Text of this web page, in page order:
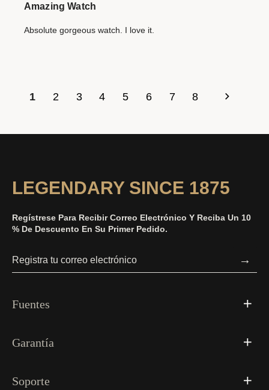
Amazing Watch
Absolute gorgeous watch. I love it.
1 2 3 4 5 6 7 8
LEGENDARY SINCE 1875
Regístrese Para Recibir Correo Electrónico Y Reciba Un 10
% De Descuento En Su Primer Pedido.
→
Fuentes
Garantía
Soporte